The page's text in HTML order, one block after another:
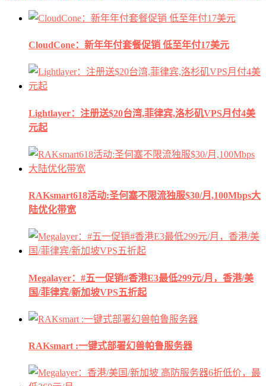
CloudCone：新年年付套餐促销 低至年付17美元
Lightlayer：注册送$20台湾,菲律宾,洛杉矶VPS月付4美
元起
RAKsmart618活动:圣何塞不限流独服$30/月,100Mbps大
陆优化带宽
Megalayer：#五一促销#香港E3最低299元/月，香港/美
国/菲律宾/新加坡VPS五折起
RAKsmart :一键式部署幻兽帕鲁服务器